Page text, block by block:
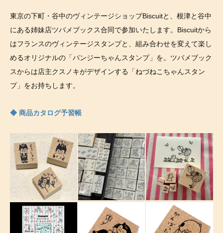
東京の下町・谷中のヴィンテージショップBiscuitと、根津と谷中
にある姉妹店ツバメブックス合同で参加いたします。Biscuitから
はフランスのヴィンテージスタンプと、組み合わせを変えて楽し
めるオリジナルの「パンジーちゃんスタンプ」を。ツバメブック
スからは店主クスノキがデザインする「ねづねこちゃんスタン
プ」をお持ちします。
◆ 商品カタログ予習帳